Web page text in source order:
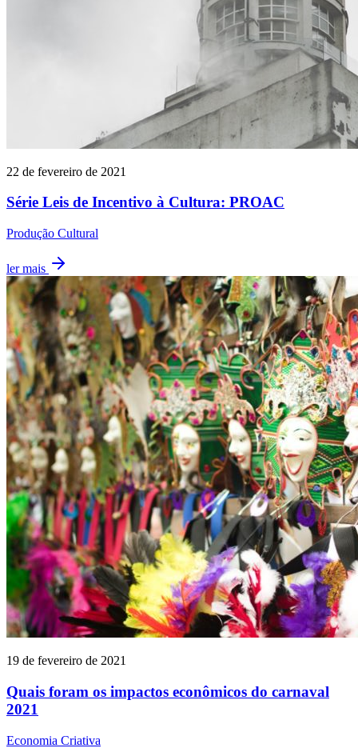
22 de fevereiro de 2021
Série Leis de Incentivo à Cultura: PROAC
Produção Cultural
ler mais
19 de fevereiro de 2021
Quais foram os impactos econômicos do carnaval
2021
Economia Criativa